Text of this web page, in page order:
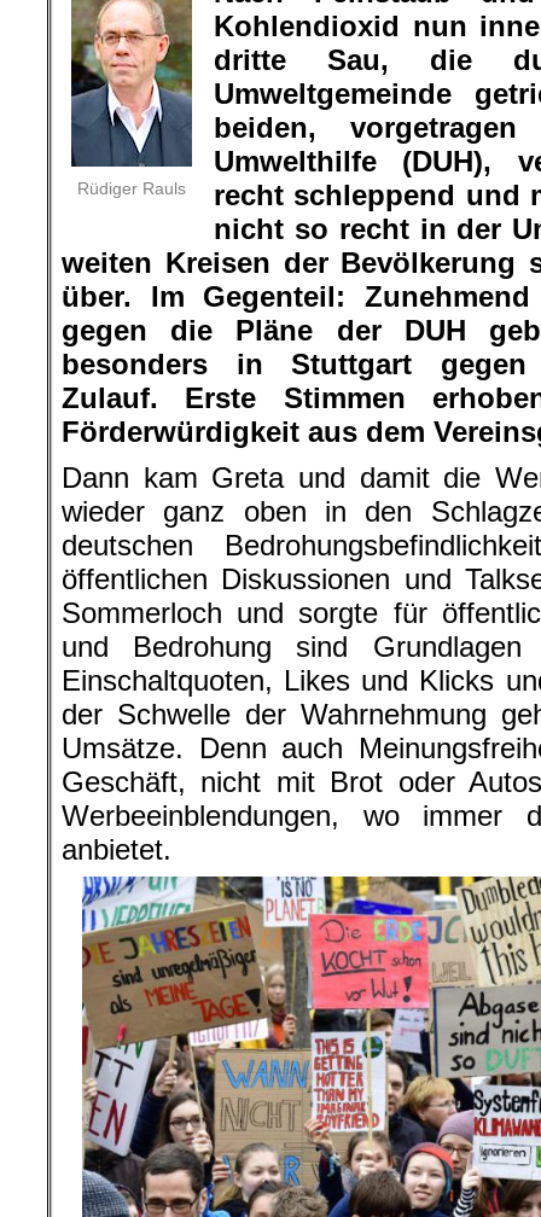
Rüdiger Rauls
Kohlendioxid nun
dritte Sau, die
Umweltgemeinde
beiden,
Umwelthilfe (DUH),
recht schleppend und
nicht so recht in der
weiten Kreisen der Bevölkerung
über. Im Gegenteil:
gegen die Pläne der DUH
besonders in Stuttgart gegen
Zulauf. Erste Stimmen
Förderwürdigkeit aus dem
Dann kam Greta und damit die
wieder ganz oben in den
deutschen
öffentlichen Diskussionen und
Sommerloch und sorgte für
und Bedrohung sind
Einschaltquoten, Likes und Klicks
der Schwelle der Wahrnehmung
Umsätze. Denn auch
Geschäft, nicht mit Brot oder
Werbeeinblendungen, wo
anbietet.